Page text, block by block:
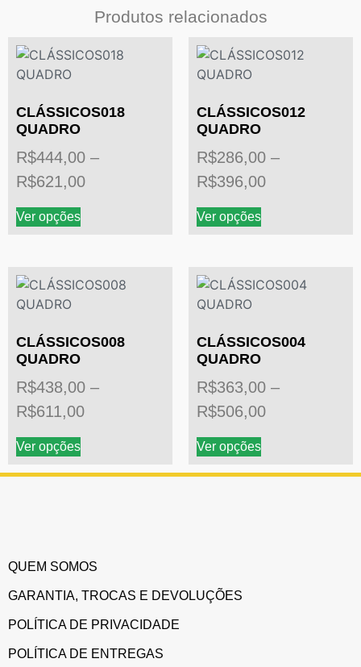
Produtos relacionados
CLÁSSICOS018
QUADRO
R$444,00 –
R$621,00
Ver opções
CLÁSSICOS012
QUADRO
R$286,00 –
R$396,00
Ver opções
CLÁSSICOS008
QUADRO
R$438,00 –
R$611,00
Ver opções
CLÁSSICOS004
QUADRO
R$363,00 –
R$506,00
Ver opções
QUEM SOMOS
GARANTIA, TROCAS E DEVOLUÇÕES
POLÍTICA DE PRIVACIDADE
POLÍTICA DE ENTREGAS